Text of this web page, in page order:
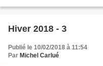
Hiver 2018 - 3
Publié le 10/02/2018 à 11:54
Par Michel Carlué